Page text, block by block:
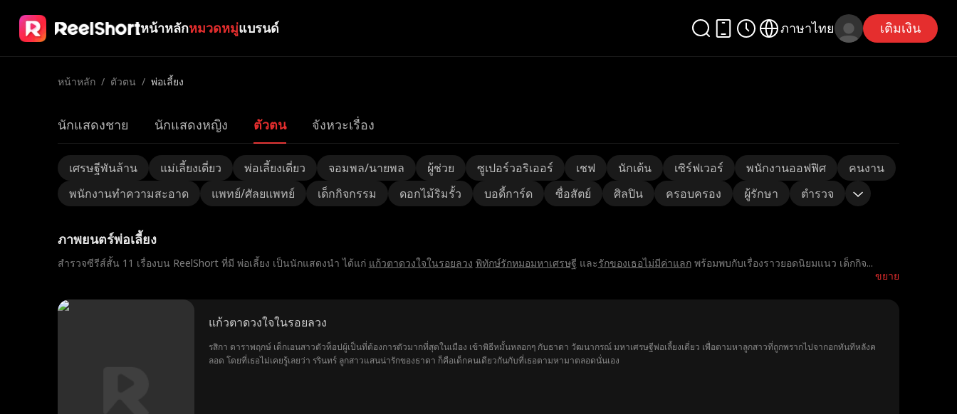
หน้าหลักหมวดหมู่แบรนด์ ภาษาไทย เติมเงิน
หน้าหลัก / ตัวตน / พ่อเลี้ยง
นักแสดงชาย นักแสดงหญิง ตัวตน จังหวะเรื่อง
เศรษฐีพันล้าน แม่เลี้ยงเดี่ยว พ่อเลี้ยงเดี่ยว จอมพล/นายพล ผู้ช่วย ซูเปอร์วอริเออร์ เชฟ นักเต้น เซิร์ฟเวอร์ พนักงานออฟฟิศ
คนงาน
พนักงานทําความสะอาด
แพทย์/ศัลยแพทย์ เด็กกิจกรรม ดอกไม้ริมรั้ว บอดี้การ์ด ซื่อสัตย์ ศิลปิน ครอบครอง ผู้รักษา ตำรวจ
ภาพยนตร์พ่อเลี้ยง
ขยาย
สำรวจซีรีส์สั้น 11 เรื่องบน ReelShort ที่มี พ่อเลี้ยง เป็นนักแสดงนำ ได้แก่ แก้วตาดวงใจในรอยลวง พิทักษ์รักหมอมหาเศรษฐี และรักของเธอไม่มีค่าแลกพร้อมพบกับเรื่องราวยอดนิยมแนว เด็กกิจ...
แก้วตาดวงใจในรอยลวง
รสิกา ดาราพฤกษ์ เด็กเอนสาวตัวท็อปผู้เป็นที่ต้องการตัวมากที่สุดในเมือง เข้าพิธีหมั้นหลอกๆ กับธาดา วัฒนากรณ์ มหาเศรษฐีพ่อเลี้ยงเดี่ยว เพื่อตามหาลูกสาวที่ถูกพรากไปจากอกทันทีหลังค
ลอด โดยที่เธอไม่เคยรู้เลยว่า รรินทร์ ลูกสาวแสนน่ารักของธาดา ก็คือเด็กคนเดียวกันกับที่เธอตามหามาตลอดนั่นเอง